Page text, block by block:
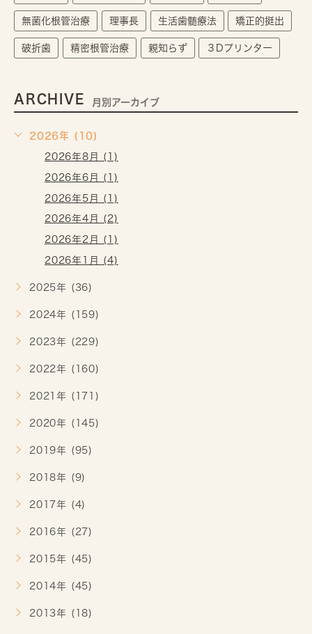
無菌化根管治療 理事長 生活歯髄療法 矯正的挺出
破折歯 精密根管治療 親知らず ３Dプリンター
ARCHIVE 月別アーカイブ
2026年 (10)
2026年8月 (1)
2026年6月 (1)
2026年5月 (1)
2026年4月 (2)
2026年2月 (1)
2026年1月 (4)
2025年 (36)
2024年 (159)
2023年 (229)
2022年 (160)
2021年 (171)
2020年 (145)
2019年 (95)
2018年 (9)
2017年 (4)
2016年 (27)
2015年 (45)
2014年 (45)
2013年 (18)